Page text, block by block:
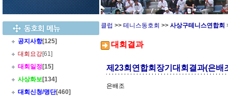
공지사항[125]
대회요강[61]
대회일정 [15]
사상화보[134]
대회신청/명단[460]
클럽 >> 테니스동호회 >> 사상구테니스연합회
대회결과
제23회연합회장기대회결과(은배
은배조